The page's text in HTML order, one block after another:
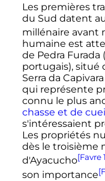
Les premières
du Sud datent
millénaire avant
humaine est
de Pedra Furada
portugais), situé
Serra da Capivara
qui représente
connu le plus
chasse et de
s'intéressaient
Les propriétés
dès le troisième
d'Ayacucho[Favre
son importance